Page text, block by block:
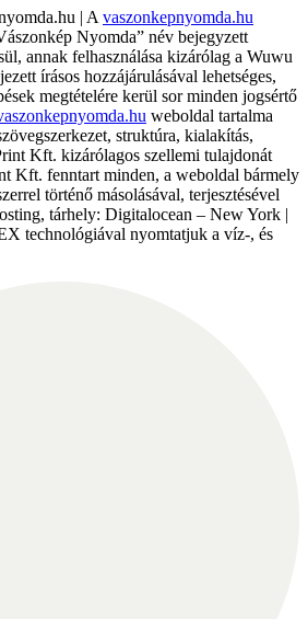
| A vaszonkepnyomda.hu
Nyomda” név bejegyzett
annak felhasználása kizárólag a Wuwu
írásos hozzájárulásával lehetséges,
megtételére kerül sor minden jogsértő
weboldal tartalma
struktúra, kialakítás,
Kft. kizárólagos szellemi tulajdonát
Kft. fenntart minden, a weboldal bármely
történő másolásával, terjesztésével
tárhely: Digitalocean – New York |
technológiával nyomtatjuk a víz-, és